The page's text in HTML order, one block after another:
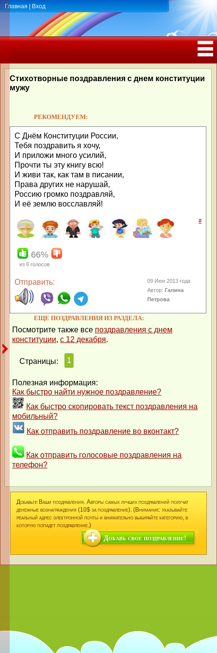
Главная Вход
РОЖДЕНИЯ, ЮБИЛЕЕМ
Стихотворные поздравления с днем конституции
мужу
РЕКОМЕНДУЕМ:
С Днём Конституции России,
Тебя поздравить я хочу,
И приложи много усилий,
Прочти ты эту книгу всю!
И живи так, как там в писании,
Права других не нарушай,
Россию громко поздравляй,
И её землю восславляй!
#
66%
из 6 голосов
Отправить:
09 Июн 2013 года
Автор:Галина
Петрова
ЕЩЕ ПОЗДРАВЛЕНИЯ ИЗ РАЗДЕЛА:
Посмотрите также все поздравления с днем
конституции, с 12 декабря.
Страницы: 1
Полезная информация:
Как быстро найти нужное поздравление?
Как быстро скопировать текст поздравления на
мобильный?
Как отправить поздравление во вконтакт?
Как отправить голосовые поздравления на
телефон?
Добавьте Ваши поздравления. Авторы самых лучших поздравлений получат
денежные вознаграждения (10$ за поздравление). (Внимание: указывайте
реальный адрес электронной почты и внимательно выбирайте категорию, в
которую попадет поздравление.)
Добавь свое поздравление!